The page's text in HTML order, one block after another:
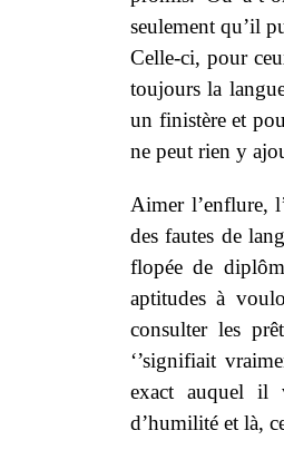
seulement qu’il
Celle-ci, pour
toujours la
un finistère et
ne peut rien y
Aimer l’enflure,
des fautes de
flopée de
aptitudes à
consulter les
‘’signifiait
exact auquel il
d’humilité et là,